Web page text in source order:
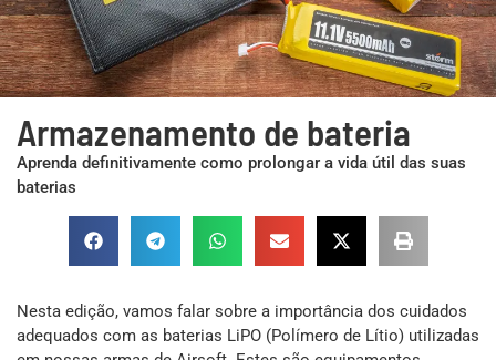
Armazenamento de bateria
Aprenda definitivamente como prolongar a vida útil das suas
baterias
Nesta edição, vamos falar sobre a importância dos cuidados
adequados com as baterias LiPO (Polímero de Lítio) utilizadas